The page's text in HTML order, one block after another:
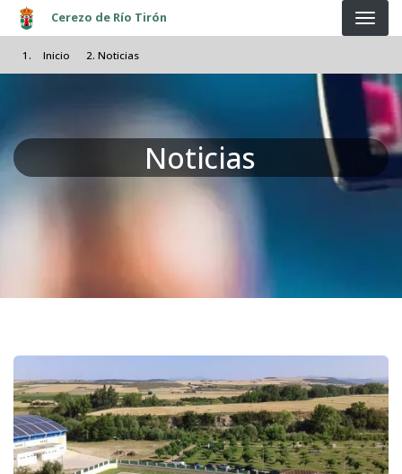
Pasar al contenido principal
Cerezo de Río Tirón
Inicio Noticias
Noticias